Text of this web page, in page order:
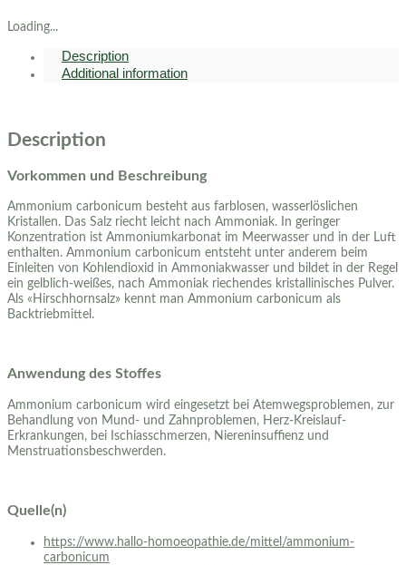
Loading...
Description
Additional information
Description
Vorkommen und Beschreibung
Ammonium carbonicum besteht aus farblosen, wasserlöslichen
Kristallen. Das Salz riecht leicht nach Ammoniak. In geringer
Konzentration ist Ammoniumkarbonat im Meerwasser und in der Luft
enthalten. Ammonium carbonicum entsteht unter anderem beim
Einleiten von Kohlendioxid in Ammoniakwasser und bildet in der Regel
ein gelblich-weißes, nach Ammoniak riechendes kristallinisches Pulver.
Als «Hirschhornsalz» kennt man Ammonium carbonicum als
Backtriebmittel.
Anwendung des Stoffes
Ammonium carbonicum wird eingesetzt bei Atemwegsproblemen, zur
Behandlung von Mund- und Zahnproblemen, Herz-Kreislauf-
Erkrankungen, bei Ischiasschmerzen, Niereninsuffienz und
Menstruationsbeschwerden.
Quelle(n)
https://www.hallo-homoeopathie.de/mittel/ammonium-
carbonicum